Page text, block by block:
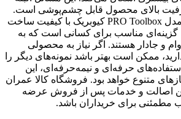
بالای محصول قابل چشم‌پوشی است.
در مجموع، جعبه ابزار مدل PRO Toolbox کیوبریک با کیفیت ساخت
گزینه‌ای مناسب برای کسانی است که به
و جادار هستند. اگر نیاز به محصولی
ممکن است بهتر باشد نمونه‌های دیگر را
حرفه‌ای و نیمه‌حرفه‌ای، این
متنوع خواهد بود. فروشگاه کالا عمران
اصالت و خدمات پس از فروش عرضه
مطمئنی برای خریداران باشد.